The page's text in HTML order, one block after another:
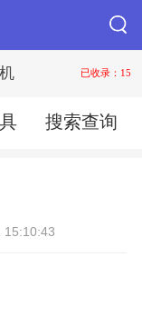
已收录：15
搜索查询
15:10:43